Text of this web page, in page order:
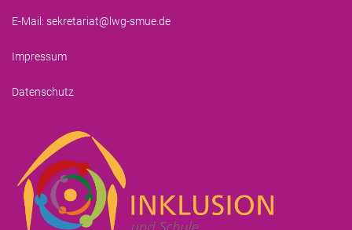
E-Mail: sekretariat@lwg-smue.de
Impressum
Datenschutz